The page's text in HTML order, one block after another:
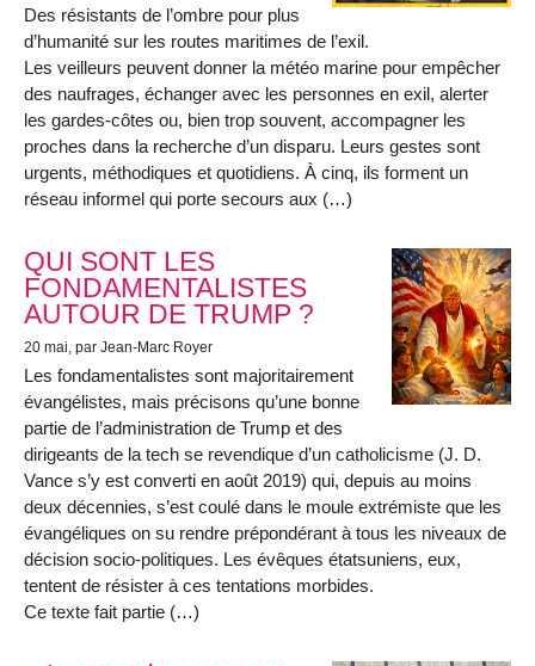
Des résistants de l’ombre pour plus
d’humanité sur les routes maritimes de l’exil.
Les veilleurs peuvent donner la météo marine pour empêcher
des naufrages, échanger avec les personnes en exil, alerter
les gardes-côtes ou, bien trop souvent, accompagner les
proches dans la recherche d’un disparu. Leurs gestes sont
urgents, méthodiques et quotidiens. À cinq, ils forment un
réseau informel qui porte secours aux (…)
QUI SONT LES
FONDAMENTALISTES
AUTOUR DE TRUMP ?
20 mai, par Jean-Marc Royer
Les fondamentalistes sont majoritairement
évangélistes, mais précisons qu’une bonne
partie de l’administration de Trump et des
dirigeants de la tech se revendique d’un catholicisme (J. D.
Vance s’y est converti en août 2019) qui, depuis au moins
deux décennies, s’est coulé dans le moule extrémiste que les
évangéliques on su rendre prépondérant à tous les niveaux de
décision socio-politiques. Les évêques étatsuniens, eux,
tentent de résister à ces tentations morbides.
Ce texte fait partie (…)